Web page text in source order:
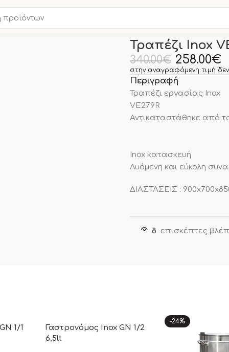
Τραπέζι Inox
340.00€ 258.00€
στην αναγραφόμενη τιμή
Περιγραφή
Τραπέζι εργασίας Inox
VE279R
Αντικαταστάθηκε από
Ιnox κατασκευή
Λυόµενη και εύκολη
ΔΙΑΣΤΑΣΕΙΣ :
8 επισκέπτες
1/1
Γαστρονόμος Inox GN 1/2
6,5lt
-24%